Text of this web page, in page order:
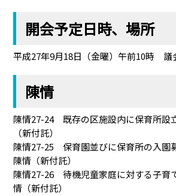
開会予定日時、場所
平成27年9月18日（金曜）午前10時 議
陳情
陳情27-24 既存の区施設内に保育所設
（新付託）
陳情27-25 保育園並びに保育所の入園
陳情（新付託）
陳情27-26 待機児童家庭に対する子育
情（新付託）